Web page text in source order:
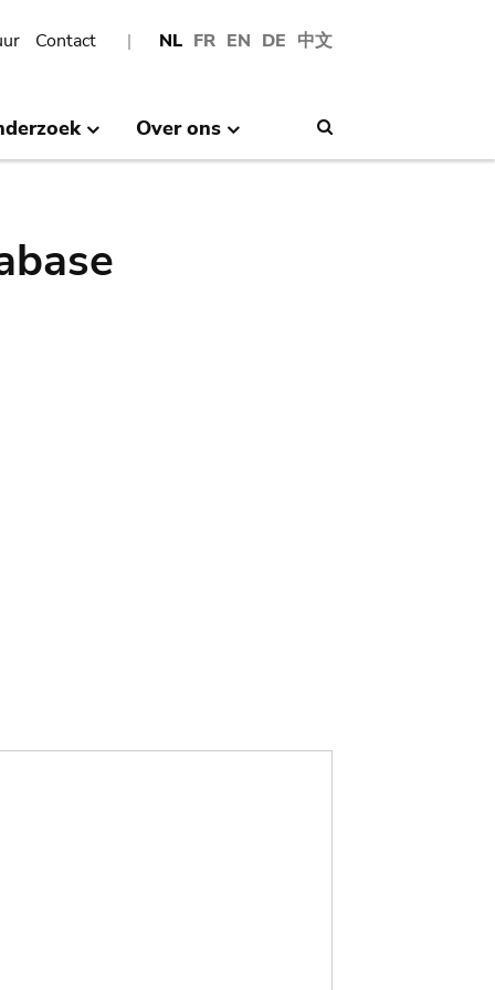
NL FR EN DE 中文
Contact
Over ons